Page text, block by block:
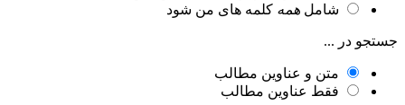
شامل همه کلمه های من شود
جستجو در ...
متن و عناوین مطالب
فقط عناوین مطالب